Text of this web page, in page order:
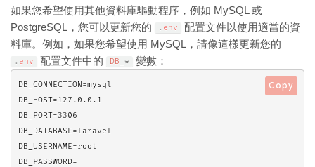
如果您希望使用其他資料庫驅動程序，例如 MySQL 或
PostgreSQL，您可以更新您的
. env
配置文件以使用適當的資
料庫。例如，如果您希望使用 MySQL，請像這樣更新您的
. env 配置文件中的 DB_ * 變數：
DB_CONNECTION=mysql
DB_HOST=127.0.0.1
DB_PORT=3306
DB_DATABASE=laravel
DB_USERNAME=root
DB_PASSWORD=
Copy